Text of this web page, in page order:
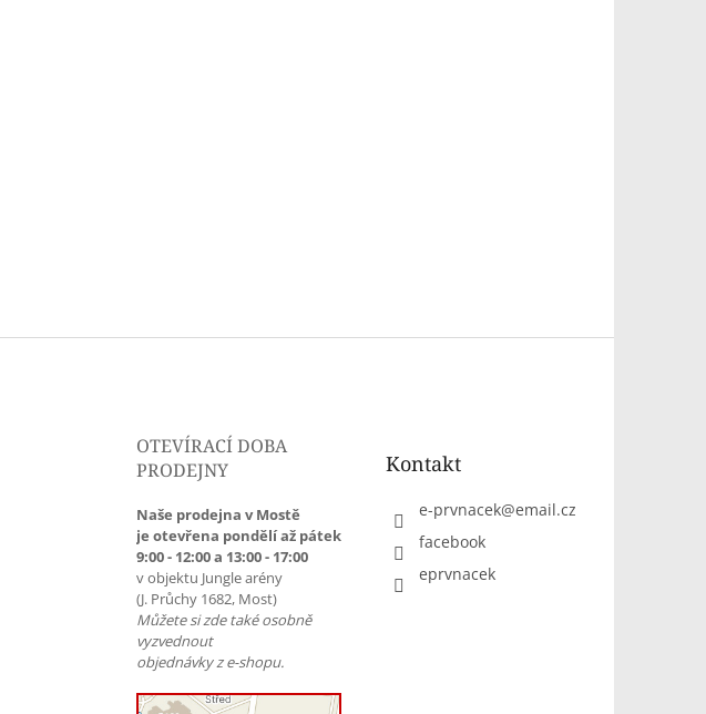
OTEVÍRACÍ DOBA
PRODEJNY
Naše prodejna v Mostě
je otevřena pondělí až pátek
9:00 - 12:00 a 13:00 - 17:00
v objektu Jungle arény
(J. Průchy 1682, Most)
Můžete si zde také osobně
vyzvednout
objednávky z e-shopu.
Kontakt
e-prvnacek@email.cz
facebook
eprvnacek